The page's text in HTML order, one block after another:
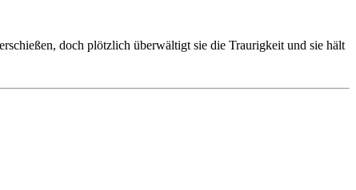
doch plötzlich überwältigt sie die Traurigkeit und sie hält